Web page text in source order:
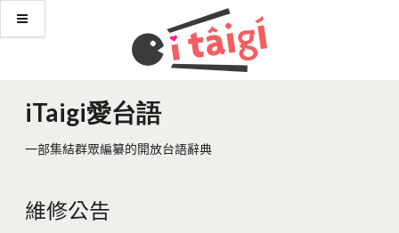
iTaigi愛台語
一部集結群眾編纂的開放台語辭典
維修公告